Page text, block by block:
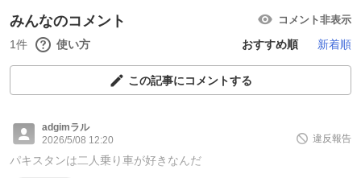
みんなのコメント コメント非表示
1件 使い方 おすすめ順 新着順
この記事にコメントする
adgimラル
2026/5/08 12:20
違反報告
パキスタンは二人乗り車が好きなんだ